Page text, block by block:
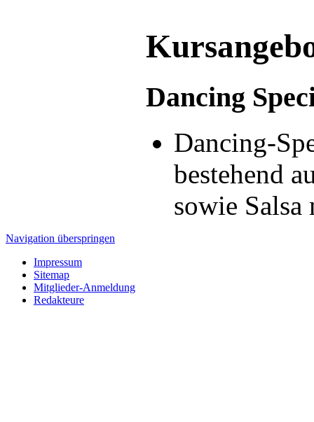
Dancing
Dancing-
bestehend
sowie
Navigation überspringen
Impressum
Sitemap
Mitglieder-Anmeldung
Redakteure